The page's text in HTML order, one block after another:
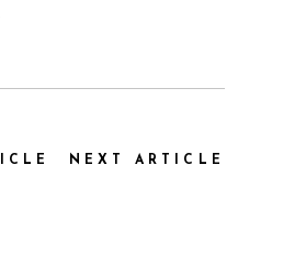
NEXT ARTICLE